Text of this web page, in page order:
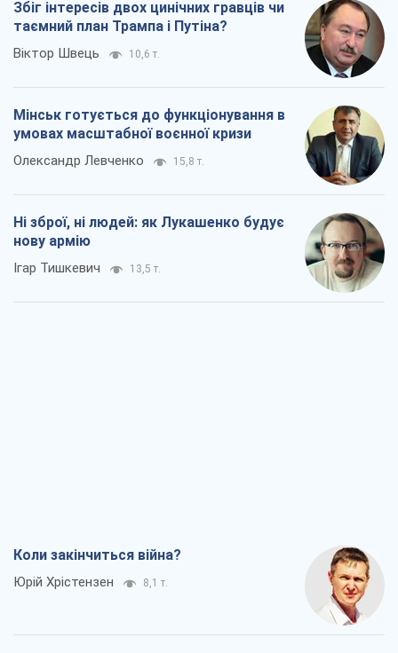
Збіг інтересів двох цинічних гравців чи
таємний план Трампа і Путіна?
Віктор Швець 10,6 т.
Мінськ готується до функціонування в
умовах масштабної воєнної кризи
Олександр Левченко 15,8 т.
Ні зброї, ні людей: як Лукашенко будує
нову армію
Ігар Тишкевич 13,5 т.
Коли закінчиться війна?
Юрій Хрістензен 8,1 т.